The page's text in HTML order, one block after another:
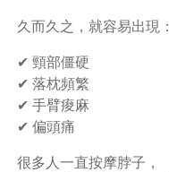
久而久之，就容易出現：
✔ 頸部僵硬
✔ 落枕頻繁
✔ 手臂痠麻
✔ 偏頭痛
很多人一直按摩脖子，